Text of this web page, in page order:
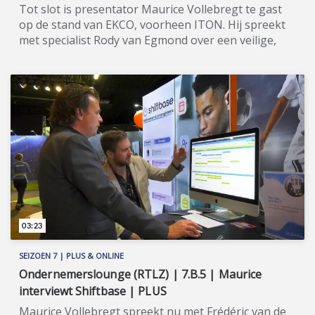
Tot slot is presentator Maurice Vollebregt te gast
op de stand van EKCO, voorheen ITON. Hij spreekt
met specialist Rody van Egmond over een veilige,
achtste editie van de Accountancy Expo plaats. De
Expo Houten werd voor die gelegenheid
omgetoverd tot een uitdagende sportarena en Arie
Boomsma was aanwezig om de aanwezigen de
juiste sportieve mindset mee te geven. Accountancy
is immers topsport en technische skills worden
steeds belangrijker om mee te komen in het vak.
Ondernemerslounge was aanwezig en presentator
Maurice Vollebregt had het genoegen om o.a.
representanten te spreken van Wolters Kluwer Tax
& Accounting, Hyarchis Comply, SDU, Shiftbase en
Ekco. Meer informatie: www.accountancyexpo.nl.
SEIZOEN 7 | PLUS & ONLINE
Ondernemerslounge (RTLZ) | 7.B.5 | Maurice
interviewt Shiftbase | PLUS
Maurice Vollebregt spreekt nu met Frédéric van de
03:23